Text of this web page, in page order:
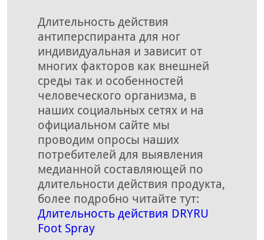
Длительность действия
антиперспиранта для ног
индивидуальная и зависит от
многих факторов как внешней
среды так и особенностей
человеческого организма, в
наших социальных сетях и на
официальном сайте мы
проводим опросы наших
потребителей для выявления
медианной составляющей по
длительности действия продукта,
более подробно читайте тут:
Длительность действия DRYRU
Foot Spray